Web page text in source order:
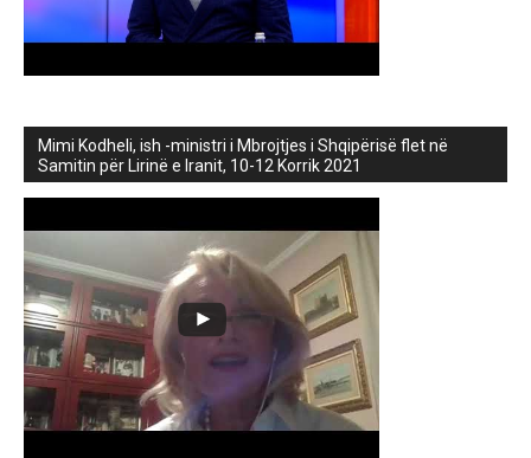
Mimi Kodheli, ish -ministri i Mbrojtjes i Shqipërisë flet në
Samitin për Lirinë e Iranit, 10-12 Korrik 2021